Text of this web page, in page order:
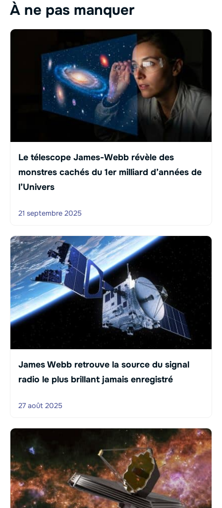
À ne pas manquer
Le télescope James-Webb révèle des
monstres cachés du 1er milliard d’années de
l’Univers
21 septembre 2025
James Webb retrouve la source du signal
radio le plus brillant jamais enregistré
27 août 2025